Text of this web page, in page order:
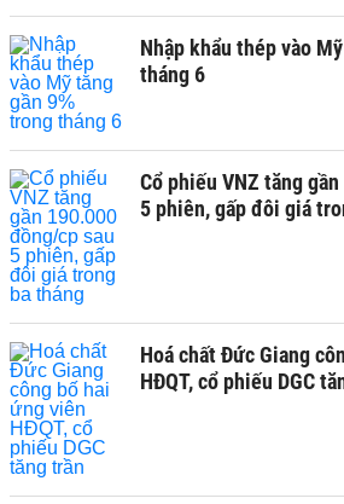
Nhập khẩu thép vào
tháng 6
Cổ phiếu VNZ tăng
5 phiên, gấp đôi giá
Hoá chất Đức Giang
HĐQT, cổ phiếu DGC